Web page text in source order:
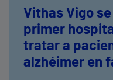
Vithas Vigo
primer
tratar a
alzhéimer en